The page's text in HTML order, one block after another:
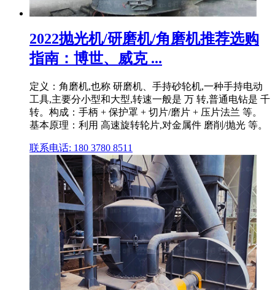
2022抛光机/研磨机/角磨机推荐选购
指南：博世、威克 ...
定义：角磨机,也称 研磨机、手持砂轮机,一种手持电动
工具,主要分小型和大型,转速一般是 万 转,普通电钻是 千
转。构成：手柄 + 保护罩 + 切片/磨片 + 压片法兰 等。
基本原理：利用 高速旋转轮片,对金属件 磨削/抛光 等。
联系电话: 180 3780 8511